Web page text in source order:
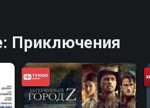
Приключения